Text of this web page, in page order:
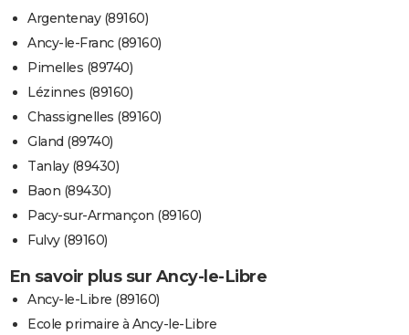
Argentenay (89160)
Ancy-le-Franc (89160)
Pimelles (89740)
Lézinnes (89160)
Chassignelles (89160)
Gland (89740)
Tanlay (89430)
Baon (89430)
Pacy-sur-Armançon (89160)
Fulvy (89160)
En savoir plus sur Ancy-le-Libre
Ancy-le-Libre (89160)
Ecole primaire à Ancy-le-Libre